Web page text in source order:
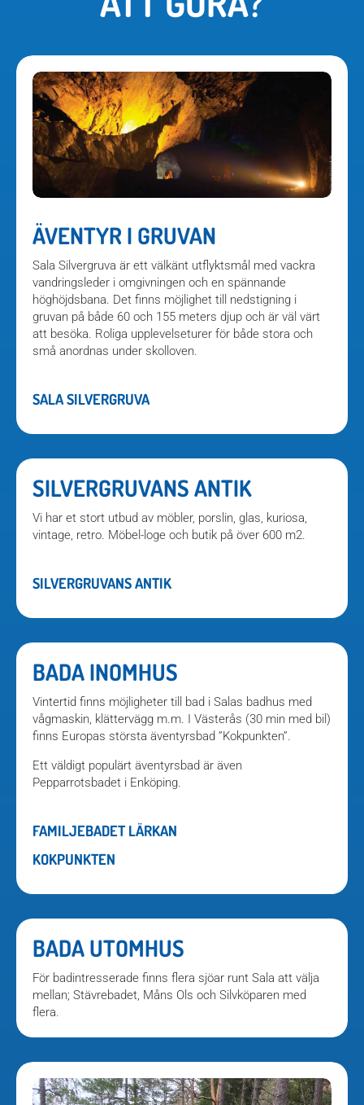
ÄVENTYR I GRUVAN
Sala Silvergruva är ett välkänt utflyktsmål med vackra
vandringsleder i omgivningen och en spännande
höghöjdsbana. Det finns möjlighet till nedstigning i
gruvan på både 60 och 155 meters djup och är väl värt
att besöka. Roliga upplevelseturer för både stora och
små anordnas under skolloven.
SALA SILVERGRUVA
SILVERGRUVANS ANTIK
Vi har et stort utbud av möbler, porslin, glas, kuriosa,
vintage, retro. Möbel-loge och butik på över 600 m2.
SILVERGRUVANS ANTIK
BADA INOMHUS
Vintertid finns möjligheter till bad i Salas badhus med
vågmaskin, klättervägg m.m. I Västerås (30 min med bil)
finns Europas största äventyrsbad ”Kokpunkten”.
Ett väldigt populärt äventyrsbad är även
Pepparrotsbadet i Enköping.
FAMILJEBADET LÄRKAN
KOKPUNKTEN
BADA UTOMHUS
För badintresserade finns flera sjöar runt Sala att välja
mellan; Stävrebadet, Måns Ols och Silvköparen med
flera.